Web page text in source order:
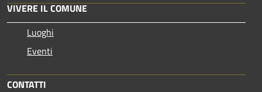
VIVERE IL COMUNE
Luoghi
Eventi
CONTATTI